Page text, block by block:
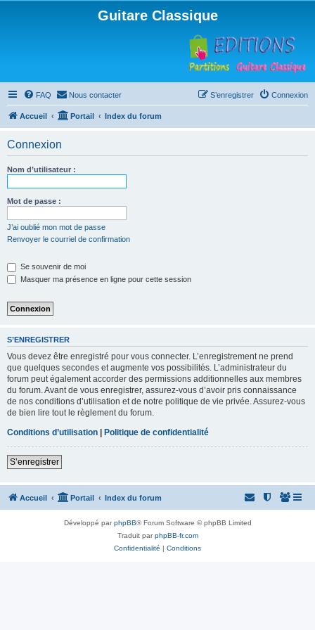
Guitare Classique
FAQ Nous contacter Connexion
S’enregistrer
Accueil Portail Index du forum
Connexion
Nom d’utilisateur :
Mot de passe :
J’ai oublié mon mot de passe
Renvoyer le courriel de confirmation
Se souvenir de moi
Masquer ma présence en ligne pour cette session
S’ENREGISTRER
Vous devez être enregistré pour vous connecter. L’enregistrement ne prend
que quelques secondes et augmente vos possibilités. L’administrateur du
forum peut également accorder des permissions additionnelles aux membres
du forum. Avant de vous enregistrer, assurez-vous d’avoir pris connaissance
de nos conditions d’utilisation et de notre politique de vie privée. Assurez-vous
de bien lire tout le règlement du forum.
Conditions d’utilisation | Politique de confidentialité
S’enregistrer
Accueil Portail Index du forum
Développé parphpBB® Forum Software © phpBB Limited
Traduit parphpBB-fr.com
Confidentialité | Conditions